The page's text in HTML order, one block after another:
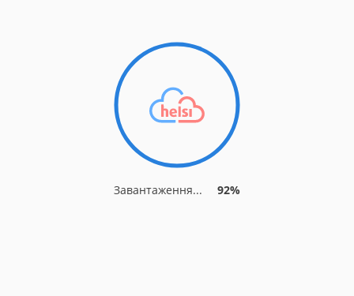
Завантаження... 92%